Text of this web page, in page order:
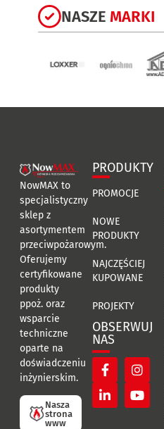
NASZE MARKI
NowMAX to
specjalistyczny
sklep z
asortymentem
przeciwpożarowym.
Oferujemy
certyfikowane
produkty
ppoż. oraz
wsparcie
techniczne
oparte na
doświadczeniu
inżynierskim.
Nasza
strona
www
PRODUKTY
PROMOCJE
NOWE
PRODUKTY
NAJCZĘŚCIEJ
KUPOWANE
PROJEKTY
OBSERWUJ
NAS